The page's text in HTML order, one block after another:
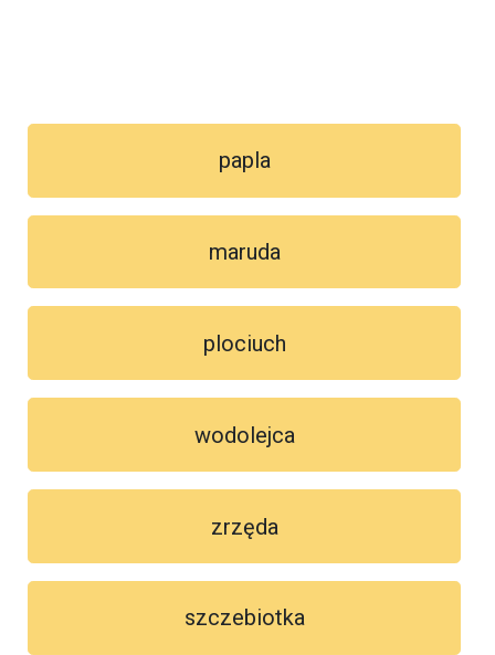
papla
maruda
plociuch
wodolejca
zrzęda
szczebiotka